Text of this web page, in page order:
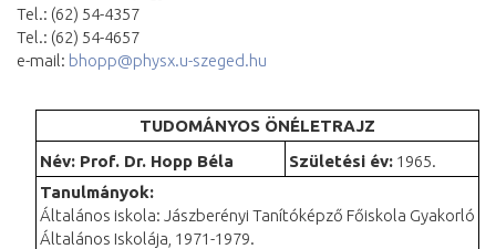
Tel.: (62) 54-4357
Tel.: (62) 54-4657
e-mail: bhopp@physx.u-szeged.hu
TUDOMÁNYOS ÖNÉLETRAJZ
Név: Prof. Dr. Hopp Béla
Születési év:1965.
Tanulmányok:
Általános iskola: Jászberényi Tanítóképző Főiskola Gyakorló
Általános Iskolája, 1971-1979.